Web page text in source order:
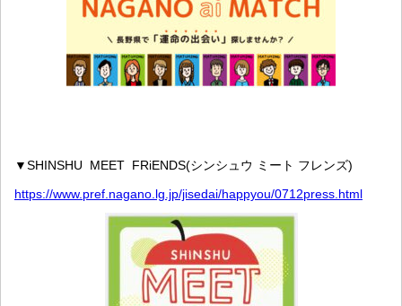
▼SHINSHU MEET FRiENDS(シンシュウ ミート フレンズ)
https://www.pref.nagano.lg.jp/jisedai/happyou/0712press.html